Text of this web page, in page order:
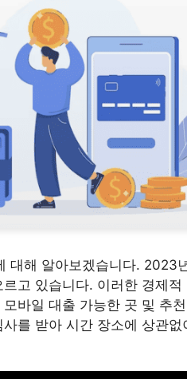
대해 알아보겠습니다. 2023
고 있습니다. 이러한 경제
바일 대출 가능한 곳 및 추
를 받아 시간 장소에 상관